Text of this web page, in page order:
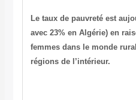
Le taux de pauvreté est
avec 23% en Algérie) en
femmes dans le monde
régions de l’intérieur.